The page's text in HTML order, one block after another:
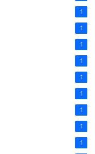
1
1
1
1
1
1
1
1
1